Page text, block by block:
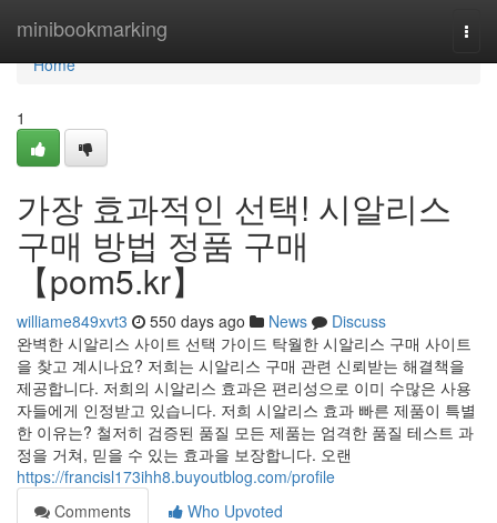
minibookmarking
Home
Home
1
가장 효과적인 선택! 시알리스
구매 방법 정품 구매
【pom5.kr】
williame849xvt3 550 days ago News
Discuss
완벽한 시알리스 사이트 선택 가이드 탁월한 시알리스 구매 사이트
을 찾고 계시나요? 저희는 시알리스 구매 관련 신뢰받는 해결책을
제공합니다. 저희의 시알리스 효과은 편리성으로 이미 수많은 사용
자들에게 인정받고 있습니다. 저희 시알리스 효과 빠른 제품이 특별
한 이유는? 철저히 검증된 품질 모든 제품는 엄격한 품질 테스트 과
정을 거쳐, 믿을 수 있는 효과을 보장합니다. 오랜
https://francisl173ihh8.buyoutblog.com/profile
Comments
Who Upvoted